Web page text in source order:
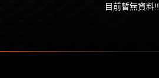
目前暫無資料!!